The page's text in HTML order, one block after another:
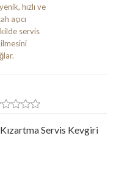
Kızartma Servis Kevgiri